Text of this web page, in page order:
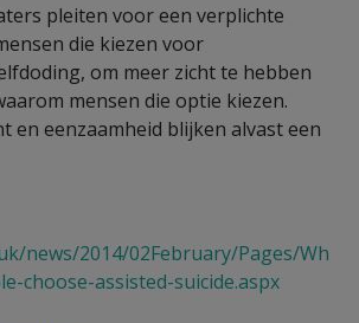
pleiten voor een verplichte
die kiezen voor
om meer zicht te hebben
mensen die optie kiezen.
en eenzaamheid blijken alvast een
news/2014/02February/Pages/Wh
choose-assisted-suicide.aspx